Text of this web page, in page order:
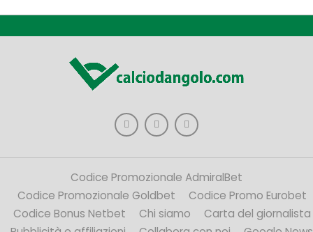
Codice Promozionale AdmiralBet
Codice Promozionale Goldbet
Codice Promo Eurobet
Codice Bonus Netbet
Chi siamo
Carta del giornalista